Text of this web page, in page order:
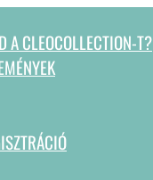
A CLEOCOLLECTION-T?